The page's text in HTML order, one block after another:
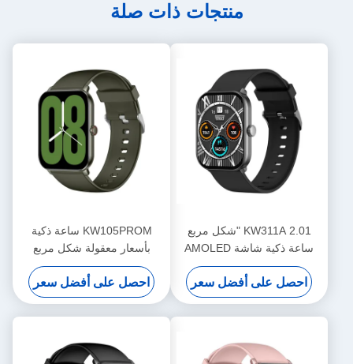
منتجات ذات صلة
KW311A 2.01 "شكل مربع
ساعة ذكية شاشة AMOLED
IP68 مقاوم للماء
احصل على أفضل سعر
KW105PROM ساعة ذكية
بأسعار معقولة شكل مربع
ساعة ذكية أساسية IP68
مقاومة للماء
احصل على أفضل سعر